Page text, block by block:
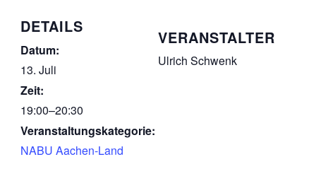
DETAILS
Datum:
13. Juli
Zeit:
19:00–20:30
Veranstaltungskategorie:
NABU Aachen-Land
VERANSTALTER
Ulrich Schwenk